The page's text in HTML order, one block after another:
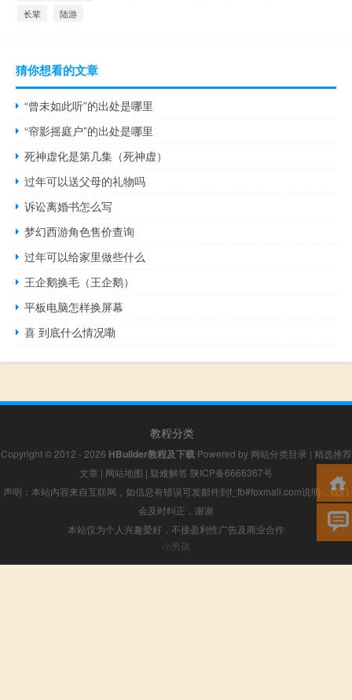
长辈 陆游
猜你想看的文章
“曾未如此听”的出处是哪里
“帘影摇庭户”的出处是哪里
死神虚化是第几集（死神虚）
过年可以送父母的礼物吗
诉讼离婚书怎么写
梦幻西游角色售价查询
过年可以给家里做些什么
王企鹅换毛（王企鹅）
平板电脑怎样换屏幕
喜 到底什么情况嘞
教程分类
Copyright © 2012 - 2026 HBuilder教程及下载Powered by 网站分类目录 | 精选推荐
文章 | 网站地图 | 疑难解答 陕ICP备6666367号
声明：本站内容来自互联网，如信息有错误可发邮件到f_fb#foxmail.com说明，我们
会及时纠正，谢谢
本站仅为个人兴趣爱好，不接盈利性广告及商业合作
小男孩